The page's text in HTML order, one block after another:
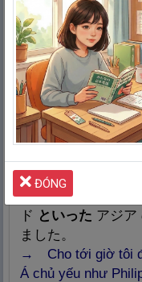
外
ngoàinhà
人 が増えて
→ Người nước
món Sushi, mỳ
⑧ バスケットボ
ツ は大学生
だいがくせい
に人気
Nghĩa: Không khí, khí chất; khí
khái, khí phách
にんき
→ Sinh viên ưa
Bóng đá, Bóng
⑨私
わたし
はこれまで、
ド といった アジア
ました。
→ Cho tới giờ tôi
Á chủ yếu như
ĐÓNG